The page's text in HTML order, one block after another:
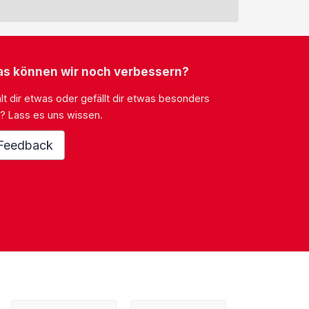
können wir noch verbessern?
dir etwas oder gefällt dir etwas besonders
Lass es uns wissen.